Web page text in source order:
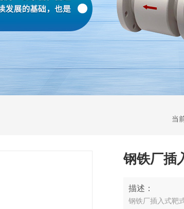
当
钢铁厂插
描述：
钢铁厂插入式靶